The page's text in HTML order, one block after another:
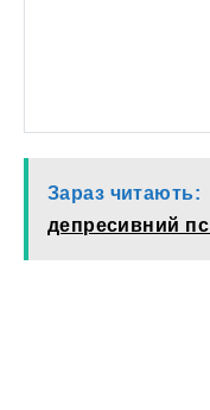
Зараз читають:
депресивний